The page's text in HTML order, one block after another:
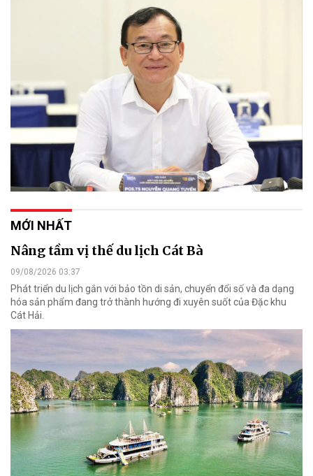
MỚI NHẤT
Nâng tầm vị thế du lịch Cát Bà
09/08/2026 03:37
Phát triển du lịch gắn với bảo tồn di sản, chuyển đổi số và đa dạng
hóa sản phẩm đang trở thành hướng đi xuyên suốt của Đặc khu
Cát Hải.